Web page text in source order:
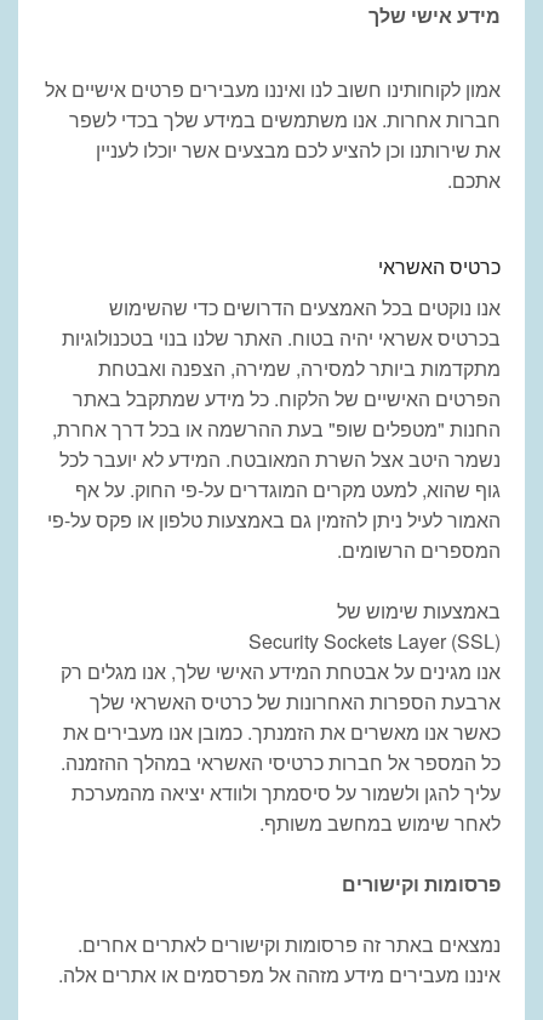
מידע אישי שלך
אמון לקוחותינו חשוב לנו ואיננו מעבירים פרטים אישיים אל
חברות אחרות. אנו משתמשים במידע שלך בכדי לשפר
את שירותנו וכן להציע לכם מבצעים אשר יוכלו לעניין
אתכם.
כרטיס האשראי
אנו נוקטים בכל האמצעים הדרושים כדי שהשימוש
בכרטיס אשראי יהיה בטוח. האתר שלנו בנוי בטכנולוגיות
מתקדמות ביותרלמסירה, שמירה, הצפנה ואבטחת
הפרטים האישיים של הלקוח. כל מידע שמתקבל באתר
החנות "מטפלים שופ" בעת ההרשמה או בכל דרך אחרת,
נשמר היטב אצל השרת המאובטח. המידע לא יועבר לכל
גוף שהוא, למעט מקרים המוגדרים על-פי החוק. עלאף
האמור לעיל ניתן להזמין גם באמצעותטלפון או פקס על-פי
המספרים הרשומים.
באמצעות שימוש של
Security Sockets Layer (SSL)
אנו מגינים על אבטחת המידע האישי שלך, אנו מגלים רק
ארבעת הספרות האחרונות של כרטיס האשראי שלך
כאשר אנו מאשרים את הזמנתך. כמובן אנו מעבירים את
כל המספר אל חברות כרטיסי האשראי במהלך ההזמנה.
עליך להגן ולשמור על סיסמתך ולוודא יציאה מהמערכת
לאחר שימוש במחשב משותף.
פרסומות וקישורים
נמצאים באתר זה פרסומות וקישורים לאתרים אחרים.
איננו מעבירים מידע מזהה אל מפרסמים או אתרים אלה.